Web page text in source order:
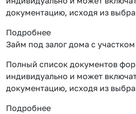
документацию, исходя из
Подробнее
Займ под залог дома с участком
Полный список документов
индивидуально и может
документацию, исходя из
Подробнее